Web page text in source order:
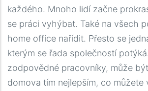
každého. Mnoho lidí začne
se práci vyhýbat. Také na všech
home office nařídit. Přesto se
kterým se řada společností
zodpovědné pracovníky, může
domova tím nejlepším, co můžete